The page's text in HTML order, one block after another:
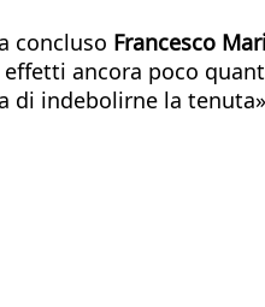
concluso Francesco
ancora poco
di indebolirne la